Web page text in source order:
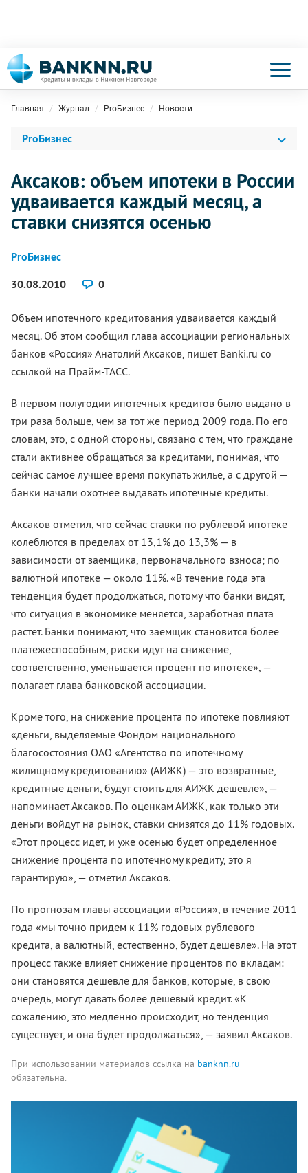
Главная Журнал ProБизнес Новости
ProБизнес
Аксаков: объем ипотеки в России
удваивается каждый месяц, а
ставки снизятся осенью
ProБизнес
30.08.2010
0
Объем ипотечного кредитования удваивается каждый
месяц. Об этом сообщил глава ассоциации региональных
банков «Россия» Анатолий Аксаков, пишет Banki.ru со
ссылкой на Прайм-ТАСС.
В первом полугодии ипотечных кредитов было выдано в
три раза больше, чем за тот же период 2009 года. По его
словам, это, с одной стороны, связано с тем, что граждане
стали активнее обращаться за кредитами, понимая, что
сейчас самое лучшее время покупать жилье, а с другой —
банки начали охотнее выдавать ипотечные кредиты.
Аксаков отметил, что сейчас ставки по рублевой ипотеке
колеблются в пределах от 13,1% до 13,3% — в
зависимости от заемщика, первоначального взноса; по
валютной ипотеке — около 11%. «В течение года эта
тенденция будет продолжаться, потому что банки видят,
что ситуация в экономике меняется, заработная плата
растет. Банки понимают, что заемщик становится более
платежеспособным, риски идут на снижение,
соответственно, уменьшается процент по ипотеке», —
полагает глава банковской ассоциации.
Кроме того, на снижение процента по ипотеке повлияют
«деньги, выделяемые Фондом национального
благосостояния ОАО «Агентство по ипотечному
жилищному кредитованию» (АИЖК) — это возвратные,
кредитные деньги, будут стоить для АИЖК дешевле», —
напоминает Аксаков. По оценкам АИЖК, как только эти
деньги войдут на рынок, ставки снизятся до 11% годовых.
«Этот процесс идет, и уже осенью будет определенное
снижение процента по ипотечному кредиту, это я
гарантирую», — отметил Аксаков.
По прогнозам главы ассоциации «Россия», в течение 2011
года «мы точно придем к 11% годовых рублевого
кредита, а валютный, естественно, будет дешевле». На этот
процесс также влияет снижение процентов по вкладам:
они становятся дешевле для банков, которые, в свою
очередь, могут давать более дешевый кредит. «К
сожалению, это медленно происходит, но тенденция
существует, и она будет продолжаться», — заявил Аксаков.
При использовании материалов ссылка на banknn.ru
обязательна.